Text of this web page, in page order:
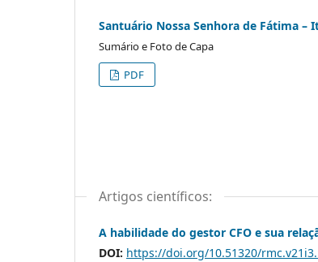
Santuário Nossa Senhora de Fátima –
Sumário e Foto de Capa
PDF
Artigos científicos:
A habilidade do gestor CFO e sua
DOI: https://doi.org/10.51320/